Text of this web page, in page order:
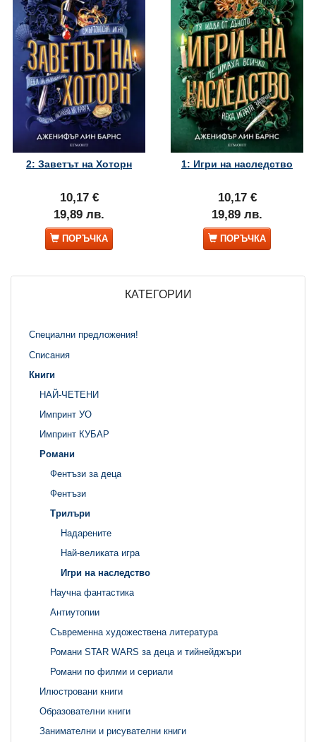
2: Заветът на Хоторн
10,17 €
19,89 лв.
ПОРЪЧКА
1: Игри на наследство
10,17 €
19,89 лв.
ПОРЪЧКА
КАТЕГОРИИ
Специални предложения!
Списания
Книги
НАЙ-ЧЕТЕНИ
Импринт УО
Импринт КУБАР
Романи
Фентъзи за деца
Фентъзи
Трилъри
Надарените
Най-великата игра
Игри на наследство
Научна фантастика
Антиутопии
Съвременна художествена литература
Романи STAR WARS за деца и тийнейджъри
Романи по филми и сериали
Илюстровани книги
Образователни книги
Занимателни и рисувателни книги